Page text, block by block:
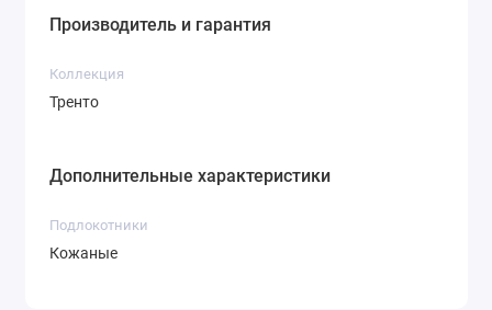
Производитель и гарантия
Коллекция
Тренто
Дополнительные характеристики
Подлокотники
Кожаные